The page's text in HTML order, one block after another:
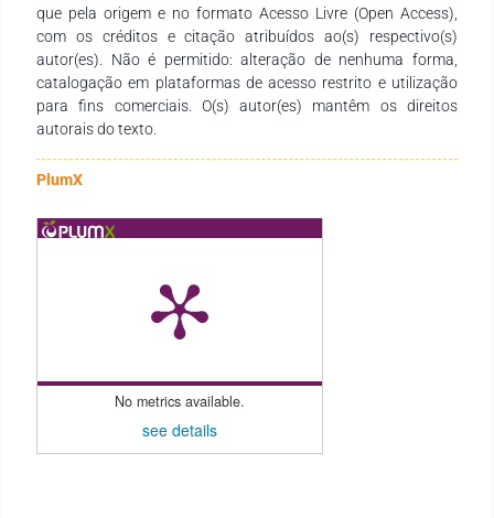
que pela origem e no formato Acesso Livre (Open Access),
com os créditos e citação atribuídos ao(s) respectivo(s)
autor(es). Não é permitido: alteração de nenhuma forma,
catalogação em plataformas de acesso restrito e utilização
para fins comerciais. O(s) autor(es) mantêm os direitos
autorais do texto.
PlumX
No metrics available.
see details